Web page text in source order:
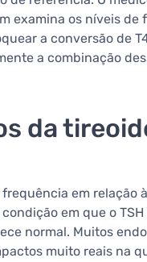
examina os níveis de
a conversão de
a combinação
da
em relação
em que o
normal. Muitos
muito reais na